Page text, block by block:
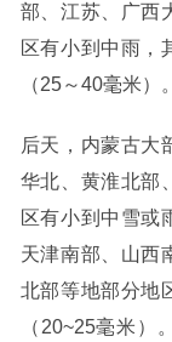
部、江苏、广西
区有小到中雨，
（25～40毫米）。
后天，内蒙古大
华北、黄淮北部
区有小到中雪或
天津南部、山西
北部等地部分地
（20~25毫米）